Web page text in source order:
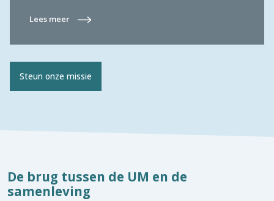
Lees meer
Steun onze missie
De brug tussen de UM en de
samenleving